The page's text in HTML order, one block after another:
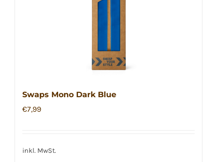
Swaps Mono Dark Blue
€7,99
inkl. MwSt.